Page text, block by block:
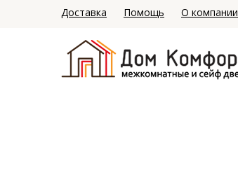
Доставка Помощь О компании